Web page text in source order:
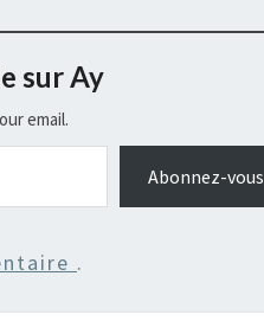
sur Ay
email.
Abonnez-vous
.